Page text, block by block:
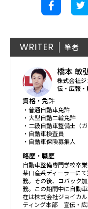
WRITER 筆者
橋本 敏
株式会社
伝・広報
資格・免許
・普通自動車免許
・大型自動二輪免許
・二級自動車整備士（
・自動車検査員
・自動車保険募集人
略歴・職歴
自動車整備専門学校卒
某日産系ディーラーに
務。その後、コバック
務。この期間中に自動
在は株式会社ジョイカ
ティング本部 宣伝・広